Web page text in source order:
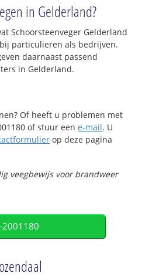
in Gelderland?
Schoorsteenveger Gelderland
particulieren als bedrijven.
daarnaast passend
in Gelderland.
Of heeft u problemen met
of stuur eene-mail. U
op deze pagina
veegbewijs voor brandweer